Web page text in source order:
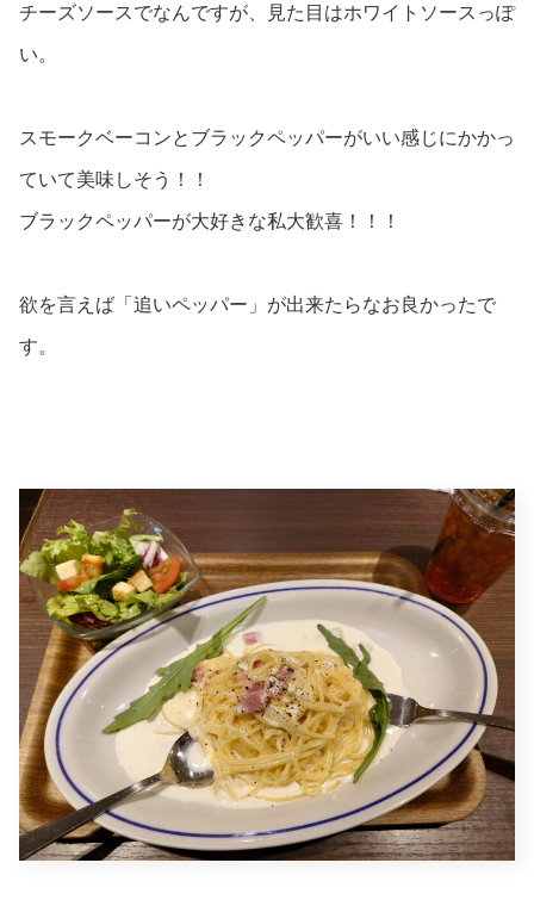
チーズソースでなんですが、見た目はホワイトソースっぽ
い。
スモークベーコンとブラックペッパーがいい感じにかかっ
ていて美味しそう！！
ブラックペッパーが大好きな私大歓喜！！！
欲を言えば「追いペッパー」が出来たらなお良かったで
す。